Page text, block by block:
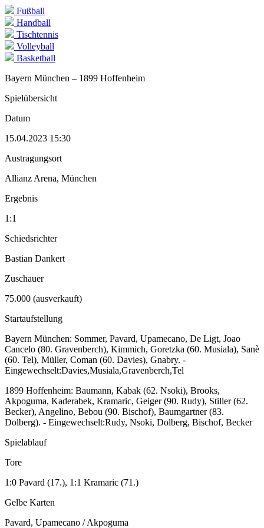
Fußball
Handball
Tischtennis
Volleyball
Basketball
Bayern München – 1899 Hoffenheim
Spielübersicht
Datum
15.04.2023 15:30
Austragungsort
Allianz Arena, München
Ergebnis
1:1
Schiedsrichter
Bastian Dankert
Zuschauer
75.000 (ausverkauft)
Startaufstellung
Bayern München: Sommer, Pavard, Upamecano, De Ligt, Joao
Cancelo (80. Gravenberch), Kimmich, Goretzka (60. Musiala), Sanè
(60. Tel), Müller, Coman (60. Davies), Gnabry. -
Eingewechselt:Davies,Musiala,Gravenberch,Tel
1899 Hoffenheim: Baumann, Kabak (62. Nsoki), Brooks,
Akpoguma, Kaderabek, Kramaric, Geiger (90. Rudy), Stiller (62.
Becker), Angelino, Bebou (90. Bischof), Baumgartner (83.
Dolberg). - Eingewechselt:Rudy, Nsoki, Dolberg, Bischof, Becker
Spielablauf
Tore
1:0 Pavard (17.), 1:1 Kramaric (71.)
Gelbe Karten
Pavard, Upamecano / Akpoguma